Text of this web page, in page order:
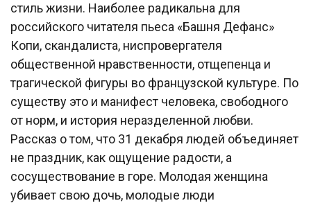
стиль жизни. Наиболее радикальна для
российского читателя пьеса «Башня Дефанс»
Копи, скандалиста, ниспровергателя
общественной нравственности, отщепенца и
трагической фигуры во французской культуре. По
существу это и манифест человека, свободного
от норм, и история неразделенной любви.
Рассказ о том, что 31 декабря людей объединяет
не праздник, как ощущение радости, а
сосуществование в горе. Молодая женщина
убивает свою дочь, молодые люди